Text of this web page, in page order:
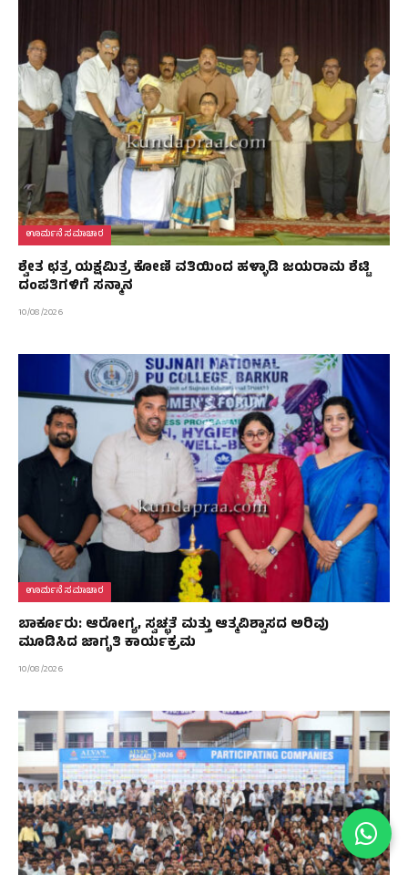
ಊರ್ಮನೆ ಸಮಾಚಾರ
ಶ್ವೇತ ಛತ್ರ ಯಕ್ಷಮಿತ್ರ ಕೋಣಿ ವತಿಯಿಂದ ಹಳ್ಳಾಡಿ ಜಯರಾಮ ಶೆಟ್ಟಿ
ದಂಪತಿಗಳಿಗೆ ಸನ್ಮಾನ
10/08/2026
ಊರ್ಮನೆ ಸಮಾಚಾರ
ಬಾರ್ಕೂರು: ಆರೋಗ್ಯ, ಸ್ವಚ್ಛತೆ ಮತ್ತು ಆತ್ಮವಿಶ್ವಾಸದ ಅರಿವು
ಮೂಡಿಸಿದ ಜಾಗೃತಿ ಕಾರ್ಯಕ್ರಮ
10/08/2026